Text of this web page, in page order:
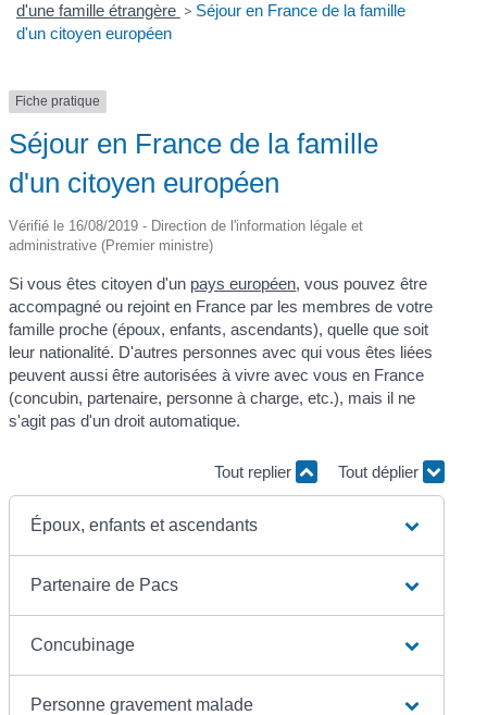
d'une famille étrangère > Séjour en France de la famille
d'un citoyen européen
Fiche pratique
Séjour en France de la famille
d'un citoyen européen
Vérifié le 16/08/2019 - Direction de l'information légale et
administrative (Premier ministre)
Si vous êtes citoyen d'un pays européen, vous pouvez être
accompagné ou rejoint en France par les membres de votre
famille proche (époux, enfants, ascendants), quelle que soit
leur nationalité. D'autres personnes avec qui vous êtes liées
peuvent aussi être autorisées à vivre avec vous en France
(concubin, partenaire, personne à charge, etc.), mais il ne
s'agit pas d'un droit automatique.
Tout replier Tout déplier
Époux, enfants et ascendants
Partenaire de Pacs
Concubinage
Personne gravement malade